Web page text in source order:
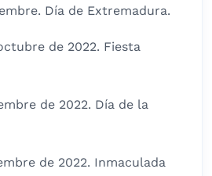
Día de Extremadura.
de 2022. Fiesta
de 2022. Día de la
de 2022. Inmaculada